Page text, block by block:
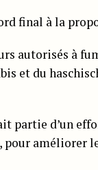
final à la
autorisés à
et du
partie d’un
améliorer